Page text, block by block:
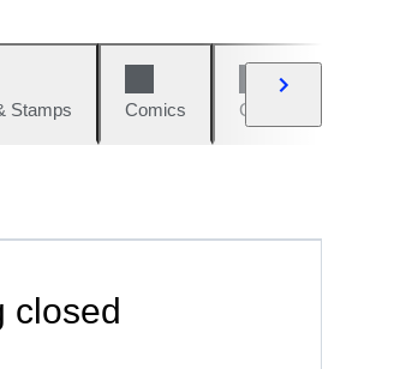
Stamps Comics Cars & Bikes
closed